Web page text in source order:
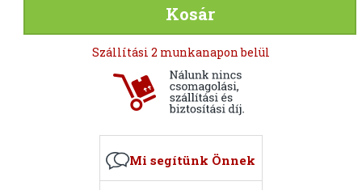
Kosár
Szállítási 2 munkanapon belül
Mi segítünk Önnek